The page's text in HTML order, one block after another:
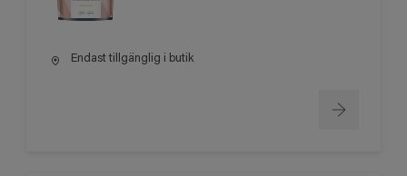
Endast tillgänglig i butik